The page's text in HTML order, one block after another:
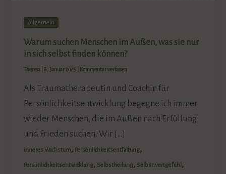
Allgemein
Warum suchen Menschen im Außen, was sie nur
in sich selbst finden können?
Theresa |8. Januar 2025 Kommentar verfassen
Als Traumatherapeutin und Coachin für
Persönlichkeitsentwicklung begegne ich immer
wieder Menschen, die im Außen nach Erfüllung
und Frieden suchen. Wir […]
inneres Wachstum, Persönlichkeitsentfaltung,
Persönlichkeitsentwicklung, Selbstheilung, Selbstwertgefühl ,